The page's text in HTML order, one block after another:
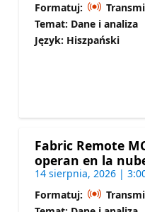
Formatuj:
Temat: Dane i analiza
Język: Hiszpański
Fabric Remote
operan en la
14 sierpnia, 2026 |
Formatuj: